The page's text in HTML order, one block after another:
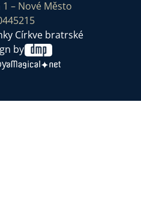
– Nové Město
Církve bratrské
by